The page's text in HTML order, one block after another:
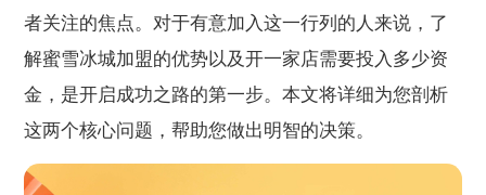
者关注的焦点。对于有意加入这一行列的人来说，了
解蜜雪冰城加盟的优势以及开一家店需要投入多少资
金，是开启成功之路的第一步。本文将详细为您剖析
这两个核心问题，帮助您做出明智的决策。